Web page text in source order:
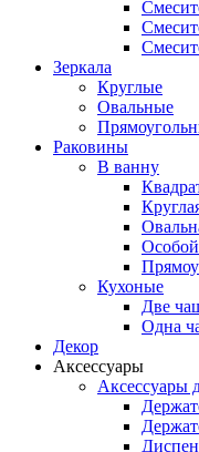
Зеркала
Круглые
Овальные
Раковины
В ванну
Кухоные
Две
Одна
Декор
Аксессуары
Аксессуары